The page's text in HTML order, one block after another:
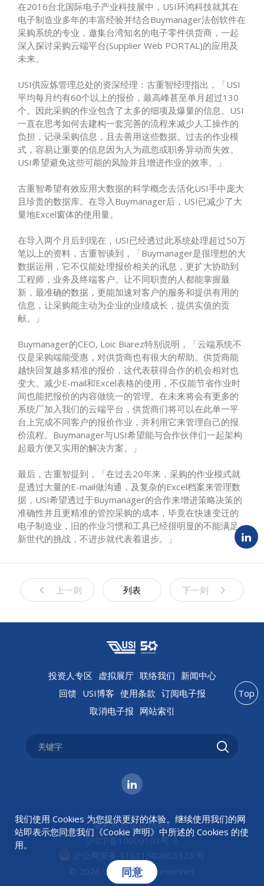
在2016台北国际电子产业科技展中， USI环鸿科技就其在
电子制造业多年的丰富经验并结合Buymanager法创软件在
采购系统的专业，邀集台湾知名的电子零件供货商，一起
深入探讨采购云端平台(Supplier Web PORTAL)的应用及
未来。
USI供应炼管理总处的资深经理：古重智经理指出，「USI
平均每月约有60个以上的报价，最高峰甚至单月超过130
个。因此采购的作业包含了太多的细项及爆量的信息。 USI
一直在思考如何去建构一套完善的流程来减少人工操作的
负担，记录采购信息，且去善用这些数据。过去的作业模
式，容易让重要的信息因为人为疏忽或职务异动而失效。
USI希望避免这些可能的风险并且增进作业的效率。」
古重智希望有效应用大数据的科学概念去活化USI手中庞大
且珍贵的数据库。在导入Buymanager后， USI已减少了大
量地Excel窗体的使用量。
在导入两个月后到现在， USI已经透过此系统处理超过50万
笔以上的资料，古重智谈到，「Buymanager是很理想的大
数据运用，它不仅能处理报价相关的讯息，更扩大协助到
工程师，业务及终端客户。让不同职责的人都能掌握最
新，最准确的数据，更能加速对客户的服务和提供有用的
信息，让采购能主动为企业的业绩成长，提供实值的贡
献。」
Buymanager的CEO, Loic Biarez特别说明，「云端系统不
仅是采购端能受惠，对供货商也有很大的帮助。供货商能
越快回复越多精准的报价，这代表获得合作的机会相对也
变大。减少E-mail和Excel表格的使用，不仅能节省作业时
间也能把报价的内容做统一的管理。在未来将会有更多的
系统厂加入我们的云端平台，供货商们将可以在此单一平
台上完成不同客户的报价作业，并利用它来管理自己的报
价流程。 Buymanager与USI希望能与合作伙伴们一起架构
起最方便又实用的解决方案。」
最后，古重智提到，「在过去20年来，采购的作业模式就
是透过大量的E-mail做沟通，及复杂的Excel档案来管理数
据， USI希望透过于Buymanager的合作来增进策略决策的
准确性并且更精准的管控采购的成本，毕竟在快速变迁的
电子制造业，旧的作业习惯和工具已经很明显的不能满足
新世代的挑战，不进步就代表着退步。」
上一则 列表 下一则
投资人专区 虚拟展厅 联络我们 新闻中心
回馈 USI博客 使用条款 订阅电子报
取消电子报 网站索引
隐私权政策 |Cookie
沪ICP备10009103号-3
沪公网安备 31011502003323 号
© 2026 USI All rights reserved.
Top
我们使用 Cookies 为您提供更好的体验。继续使用我们的网
站即表示您同意我们《Cookie 声明》中所述的 Cookies 的使
用。
同意